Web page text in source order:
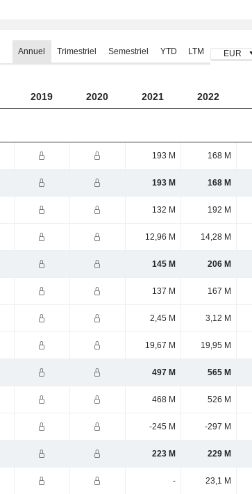
Annuel Trimestriel Semestriel YTD LTM EUR
2019 2020 2021 2022
193 M 168 M
193 M 168 M
132 M 192 M
12,96 M 14,28 M
145 M 206 M
137 M 167 M
2,45 M 3,12 M
19,67 M 19,95 M
497 M 565 M
468 M 526 M
-245 M -297 M
223 M 229 M
- 23,1 M